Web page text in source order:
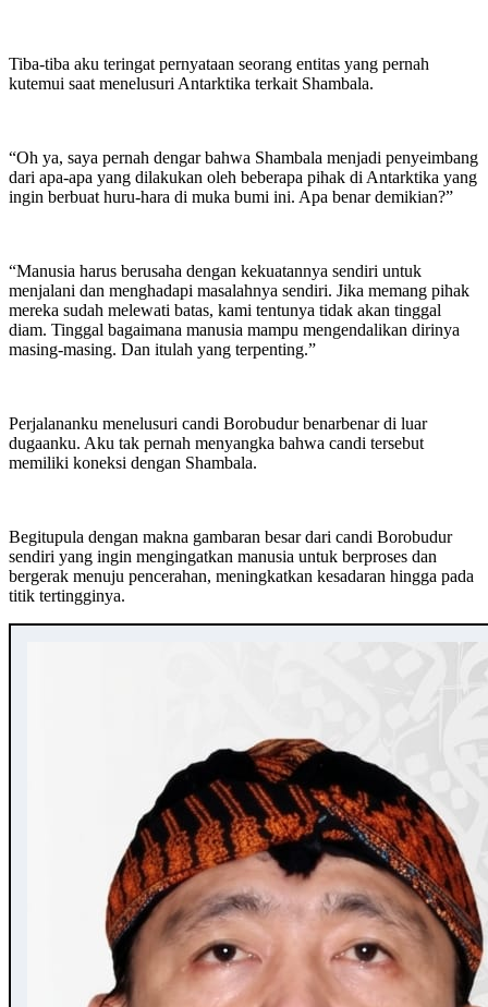
Tiba-tiba aku teringat pernyataan seorang entitas yang pernah
kutemui saat menelusuri Antarktika terkait Shambala.
“Oh ya, saya pernah dengar bahwa Shambala menjadi penyeimbang
dari apa-apa yang dilakukan oleh beberapa pihak di Antarktika yang
ingin berbuat huru-hara di muka bumi ini. Apa benar demikian?”
“Manusia harus berusaha dengan kekuatannya sendiri untuk
menjalani dan menghadapi masalahnya sendiri. Jika memang pihak
mereka sudah melewati batas, kami tentunya tidak akan tinggal
diam. Tinggal bagaimana manusia mampu mengendalikan dirinya
masing-masing. Dan itulah yang terpenting.”
Perjalananku menelusuri candi Borobudur benarbenar di luar
dugaanku. Aku tak pernah menyangka bahwa candi tersebut
memiliki koneksi dengan Shambala.
Begitupula dengan makna gambaran besar dari candi Borobudur
sendiri yang ingin mengingatkan manusia untuk berproses dan
bergerak menuju pencerahan, meningkatkan kesadaran hingga pada
titik tertingginya.